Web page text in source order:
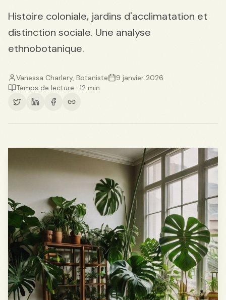
Histoire coloniale, jardins d'acclimatation et
distinction sociale. Une analyse
ethnobotanique.
Vanessa Charlery, Botaniste
9 janvier 2026
Temps de lecture : 12 min